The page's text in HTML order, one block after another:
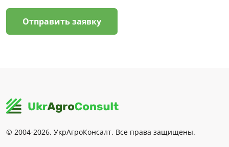
Отправить заявку
© 2004-2026, УкрАгроКонсалт. Все права защищены.